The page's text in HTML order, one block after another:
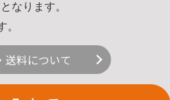
なります。
送料について